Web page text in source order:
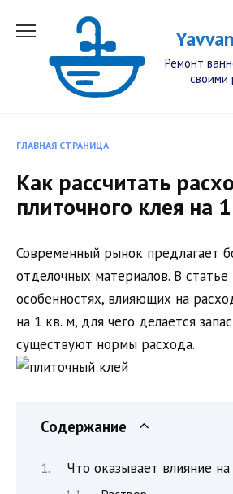
Ремонт
своими
ГЛАВНАЯ СТРАНИЦА
Как рассчитать
плиточного клея на
Современный рынок предлагает
отделочных материалов. В
особенностях, влияющих на
на 1 кв. м, для чего делается
существуют нормы расхода.
Содержание
Что оказывает влияние